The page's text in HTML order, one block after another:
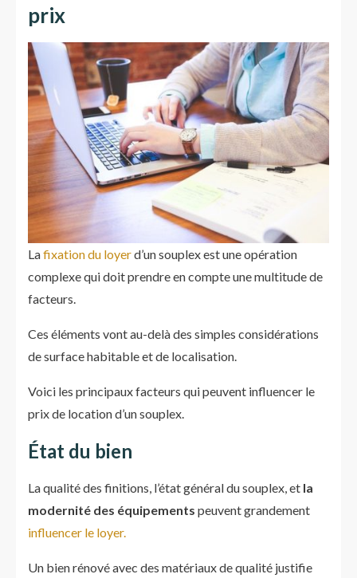
prix
Lafixation du loyerd’un souplex est une opération
complexe qui doit prendre en compte une multitude de
facteurs.
Ces éléments vont au-delà des simples considérations
de surface habitable et de localisation.
Voici les principaux facteurs qui peuvent influencer le
prix de location d’un souplex.
État du bien
La qualité des finitions, l’état général du souplex, et la
modernité des équipements peuvent grandement
influencer le loyer.
Un bien rénové avec des matériaux de qualité justifie